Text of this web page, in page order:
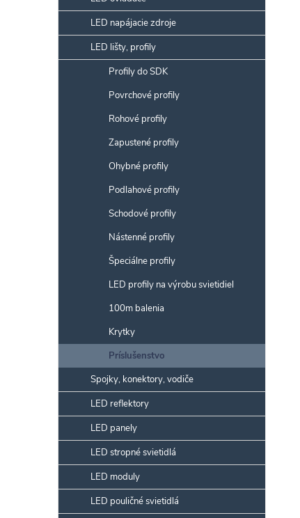
LED napájacie zdroje
LED lišty, profily
Profily do SDK
Povrchové profily
Rohové profily
Zapustené profily
Ohybné profily
Podlahové profily
Schodové profily
Nástenné profily
Špeciálne profily
LED profily na výrobu svietidiel
100m balenia
Krytky
Príslušenstvo
Spojky, konektory, vodiče
LED reflektory
LED panely
LED stropné svietidlá
LED moduly
LED pouličné svietidlá